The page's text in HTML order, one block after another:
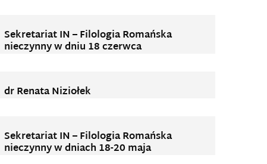
Sekretariat IN – Filologia Romańska
nieczynny w dniu 18 czerwca
dr Renata Niziołek
Sekretariat IN – Filologia Romańska
nieczynny w dniach 18-20 maja